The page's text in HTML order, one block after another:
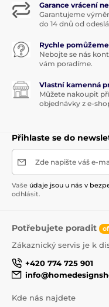
Garance vrácení
Garantujeme
do 14 dnů od
Rychle
Nebojte se nás
vám poradíme.
Vlastní kamenná
Můžete nakoupit
objednávky z e-
Přihlaste se do
Zde napište váš e-
Vaše údaje jsou u nás v
odhlásit.
Potřebujete poradit
Zákaznický servis je k
+420 774 725 901
Kde nás najdete